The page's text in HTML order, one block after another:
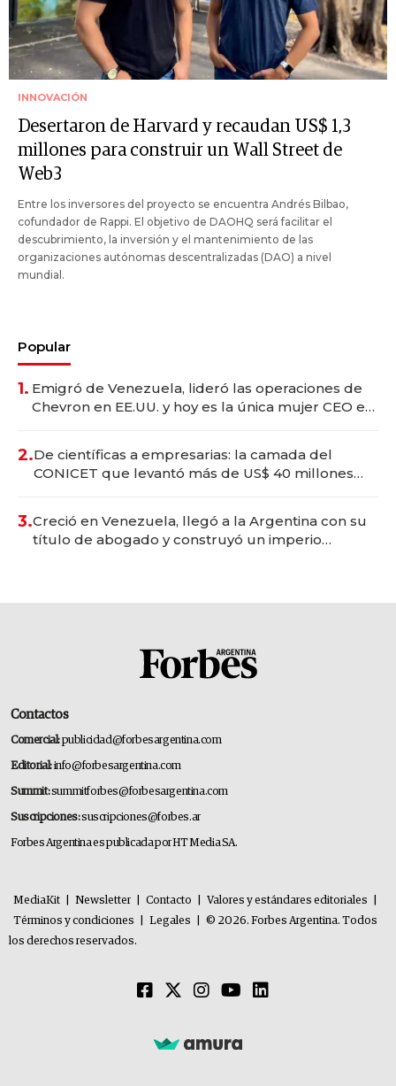
INNOVACIÓN
Desertaron de Harvard y recaudan US$ 1,3
millones para construir un Wall Street de
Web3
Entre los inversores del proyecto se encuentra Andrés Bilbao,
cofundador de Rappi. El objetivo de DAOHQ será facilitar el
descubrimiento, la inversión y el mantenimiento de las
organizaciones autónomas descentralizadas (DAO) a nivel
mundial.
Popular
1. Emigró de Venezuela, lideró las operaciones de
Chevron en EE.UU. y hoy es la única mujer CEO en
2.De científicas a empresarias: la camada del
CONICET que levantó más de US$ 40 millones
3.Creció en Venezuela, llegó a la Argentina con su
título de abogado y construyó un imperio
Contactos
Comercial:publicidad@forbesargentina.com
Editorial:info@forbesargentina.com
Summit:summitforbes@forbesargentina.com
Suscripciones:suscripciones@forbes.ar
Forbes Argentina es publicada por HT Media SA.
MediaKit Newsletter Contacto Valores y estándares editoriales
Términos y condiciones
Legales
© 2026. Forbes Argentina. Todos
los derechos reservados.